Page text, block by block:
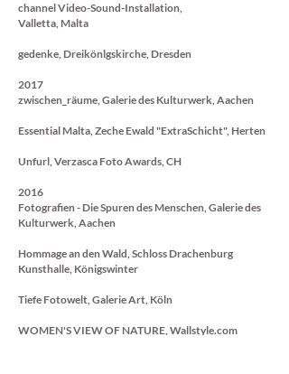
channel Video-Sound-Installation,
Valletta, Malta
gedenke, Dreikönlgskirche, Dresden
2017
zwischen_räume,Galerie des Kulturwerk, Aachen
Essential Malta, Zeche Ewald "ExtraSchicht", Herten
Unfurl, Verzasca Foto Awards, CH
2016
Fotografien - Die Spuren des Menschen,Galerie des
Kulturwerk, Aachen
Hommage an den Wald,Schloss Drachenburg
Kunsthalle, Königswinter
Tiefe Fotowelt, Galerie Art, Köln
WOMEN'S VIEW OF NATURE, Wallstyle.com